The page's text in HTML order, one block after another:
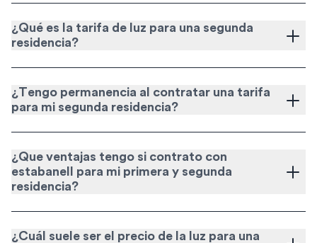
¿Qué es la tarifa de luz para una segunda
residencia?
¿Tengo permanencia al contratar una tarifa
para mi segunda residencia?
¿Que ventajas tengo si contrato con
estabanell para mi primera y segunda
residencia?
¿Cuál suele ser el precio de la luz para una